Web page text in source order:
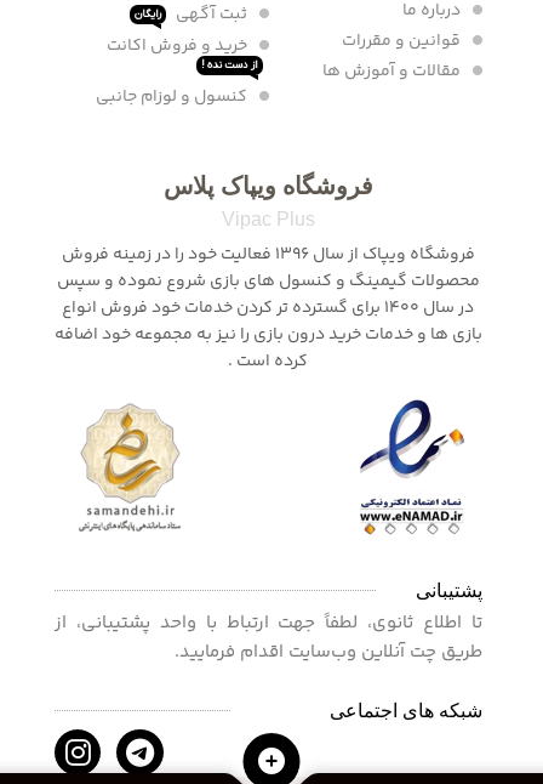
درباره ما
قوانین و مقررات
مقالات و آموزش ها
ثبت آگهی
رایگان
خرید و فروش اکانت
از دست نده !
کنسول و لوزام جانبی
فروشگاه ویپاک پلاس
Vipac Plus
فروشگاه ویپاک از سال 1396 فعالیت خود را در زمینه فروش
محصولات گیمینگ و کنسول های بازی شروع نموده و سپس
در سال 1400 برای گسترده تر کردن خدمات خود فروش انواع
بازی ها و خدمات خرید درون بازی را نیز به مجموعه خود اضافه
کرده است .
پشتیبانی
تا اطلاع ثانوی، لطفاً جهت ارتباط با واحد پشتیبانی، از
طریق چت آنلاین وب‌سایت اقدام فرمایید.
شبکه های اجتماعی